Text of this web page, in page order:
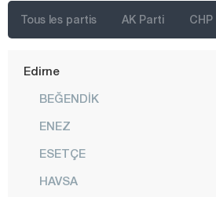
Tous les partis AK Parti CHP
Düzce
Edirne
BEĞENDİK
ENEZ
ESETÇE
HAVSA